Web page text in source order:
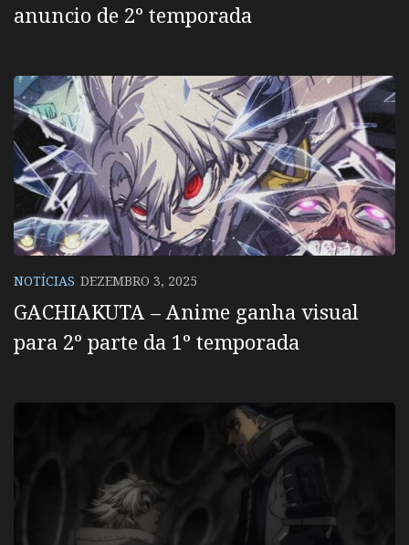
anuncio de 2º temporada
NOTÍCIAS DEZEMBRO 3, 2025
GACHIAKUTA – Anime ganha visual
para 2º parte da 1º temporada